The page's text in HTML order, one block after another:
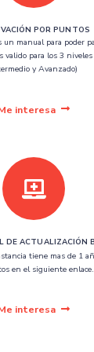
POR PUNTOS
manual para poder
valido para los 3
y Avanzado)
interesa
DE ACTUALIZACIÓN
tiene mas de 1
en el siguiente enlace.
interesa